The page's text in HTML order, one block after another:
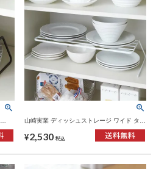
山崎実業 ディッシュストレージ ワイド タワ
¥2,530 税込